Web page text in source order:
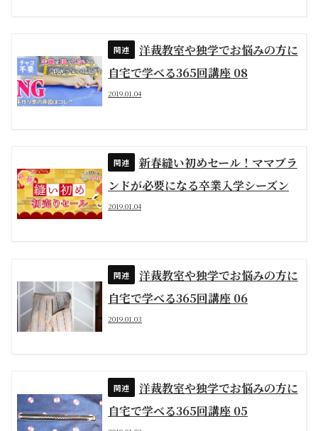
洋裁教室や独学でお悩みの方に
自宅で学べる365回講座 08
2019.01.04
新春縫い初めセール！ママブラ
ンドが必要になる卒業入学シーズン
2019.01.04
洋裁教室や独学でお悩みの方に
自宅で学べる365回講座 06
2019.01.03
洋裁教室や独学でお悩みの方に
自宅で学べる365回講座 05